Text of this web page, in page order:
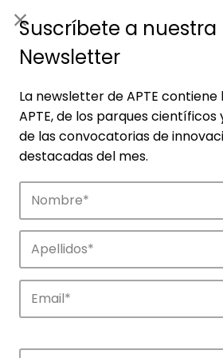
Empresas
Descubre las empresas
innovación en los parques
Suscríbete a nuestra
Newsletter
La newsletter de APTE contiene
APTE, de los parques
de las convocatorias de
destacadas del mes.